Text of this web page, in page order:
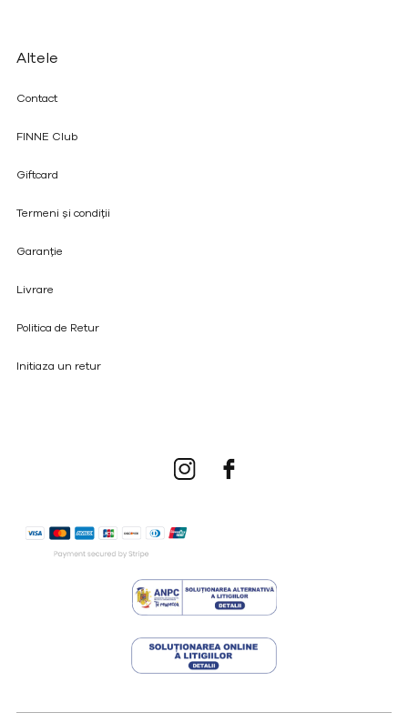
Altele
Contact
FINNE Club
Giftcard
Termeni și condiții
Garanție
Livrare
Politica de Retur
Initiaza un retur